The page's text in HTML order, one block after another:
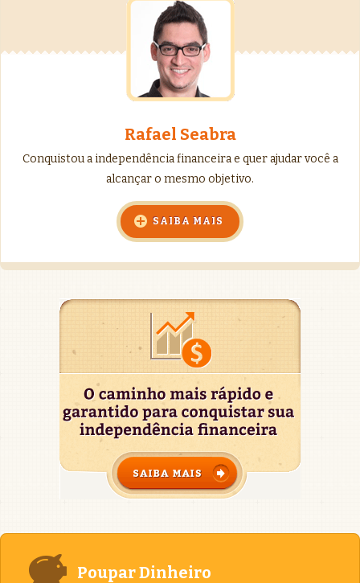
Rafael Seabra
Conquistou a independência financeira e quer ajudar você a
alcançar o mesmo objetivo.
SAIBA MAIS
Poupar Dinheiro